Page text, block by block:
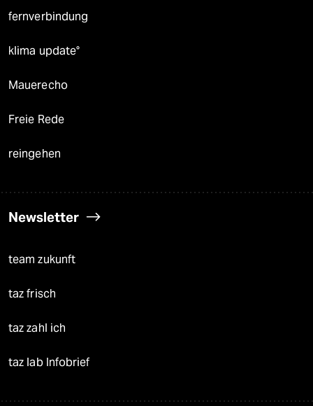
fernverbindung
klima update°
Mauerecho
Freie Rede
reingehen
Newsletter
team zukunft
taz frisch
taz zahl ich
taz lab Infobrief